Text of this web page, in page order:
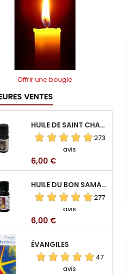
Offrir une bougie
VENTES
HUILE DE SAINT CHARBEL
273
avis
Prix
6,00 €
HUILE DU BON SAMARITAIN
277
avis
Prix
6,00 €
ÉVANGILES
47
avis